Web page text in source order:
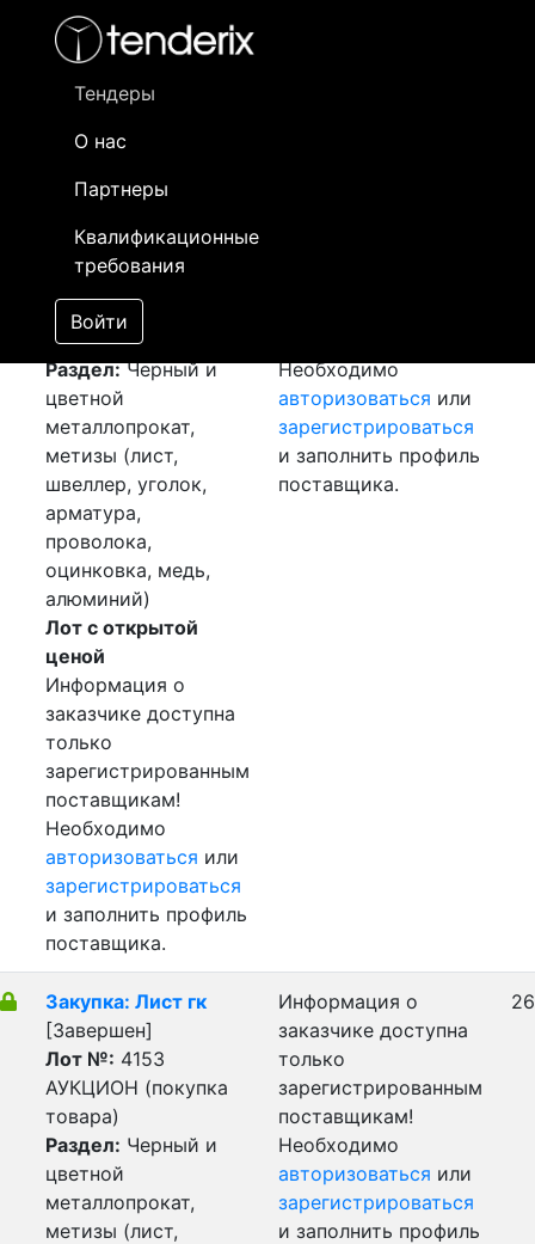
Тендеры
О нас
Партнеры
Квалификационные
требования
Войти
- активный лот
- сохраненный лот (не опубликован)
Закупка: Рулон хк
[Завершен]
Лот №:
АУКЦИОН (покупка
товара)
Раздел:Черный и
цветной
металлопрокат,
метизы (лист,
швеллер, уголок,
арматура,
проволока,
оцинковка, медь,
алюминий)
Лот с открытой
ценой
Информация о
заказчике доступна
только
зарегистрированным
поставщикам!
Необходимо
авторизоваться или
зарегистрироваться
и заполнить профиль
поставщика.
Необходимо
авторизоваться или
зарегистрироваться
и заполнить профиль
поставщика.
Закупка: Лист гк
[Завершен]
Лот №: 4153
АУКЦИОН (покупка
товара)
Раздел: Черный и
цветной
металлопрокат,
метизы (лист,
Информация о
заказчике доступна
только
зарегистрированным
поставщикам!
Необходимо
авторизоваться или
зарегистрироваться
и заполнить профиль